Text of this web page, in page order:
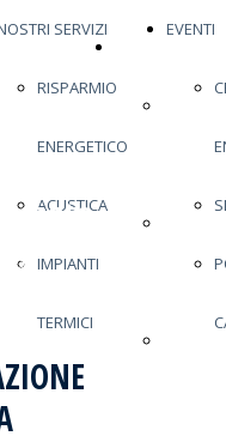
SERVIZI
RISPARMIO
ENERGETICO
ACUSTICA
IMPIANTI
TERMICI
EVENTI
A